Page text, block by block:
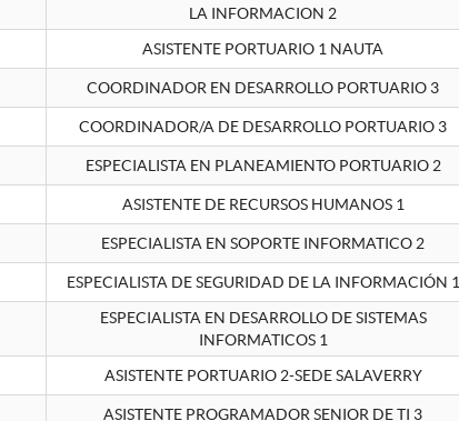
LA INFORMACION 2
ASISTENTE PORTUARIO 1 NAUTA
COORDINADOR EN DESARROLLO PORTUARIO 3
COORDINADOR/A DE DESARROLLO PORTUARIO 3
ESPECIALISTA EN PLANEAMIENTO PORTUARIO 2
ASISTENTE DE RECURSOS HUMANOS 1
ESPECIALISTA EN SOPORTE INFORMATICO 2
ESPECIALISTA DE SEGURIDAD DE LA INFORMACIÓN 1
ESPECIALISTA EN DESARROLLO DE SISTEMAS
INFORMATICOS 1
ASISTENTE PORTUARIO 2-SEDE SALAVERRY
ASISTENTE PROGRAMADOR SENIOR DE TI 3